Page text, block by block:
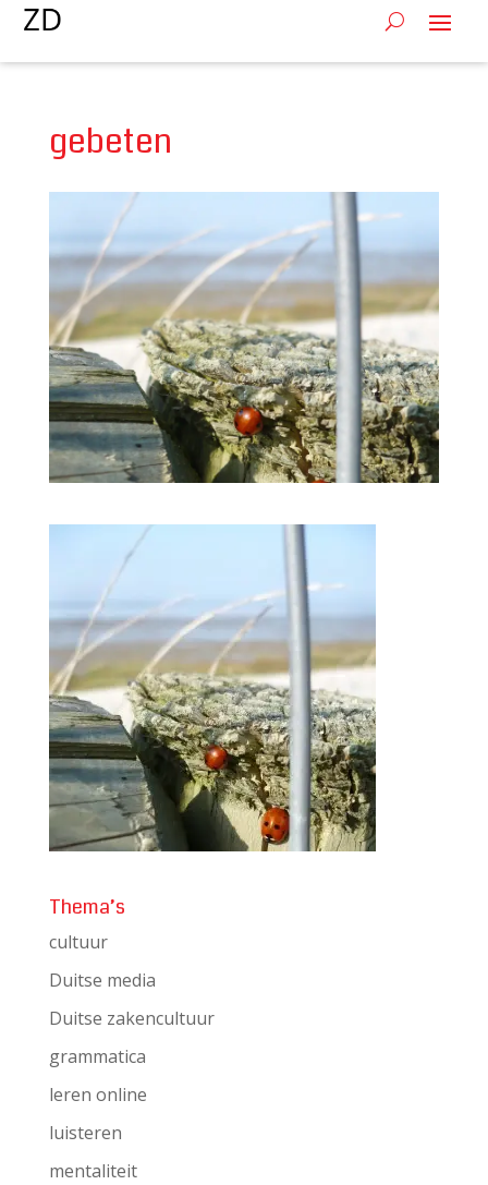
gebeten
Thema’s
cultuur
Duitse media
Duitse zakencultuur
grammatica
leren online
luisteren
mentaliteit